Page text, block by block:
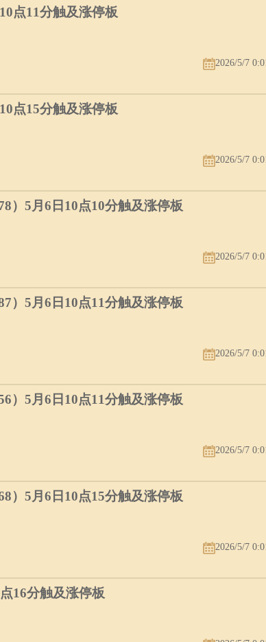
点11分触及涨停板
2026/5/7
点15分触及涨停板
2026/5/7
）5月6日10点10分触及涨停板
2026/5/7
）5月6日10点11分触及涨停板
2026/5/7
）5月6日10点11分触及涨停板
2026/5/7
）5月6日10点15分触及涨停板
2026/5/7
16分触及涨停板